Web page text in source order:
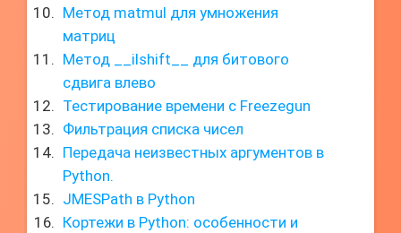
Метод matmul для умножения
матриц
Метод __ilshift__ для битового
сдвига влево
Тестирование времени с Freezegun
Фильтрация списка чисел
Передача неизвестных аргументов в
Python.
JMESPath в Python
Кортежи в Python: особенности и